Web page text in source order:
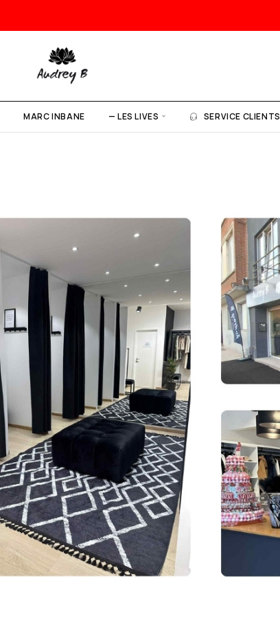
MARC INBANE — LES LIVES SERVICE CLIENTS